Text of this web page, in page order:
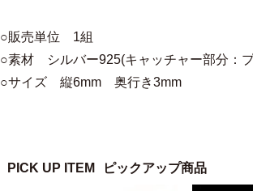
○販売単位 1組
○素材 シルバー925(キャッチャー部分：
○サイズ 縦6mm 奥行き3mm
PICK UP ITEM ピックアップ商品